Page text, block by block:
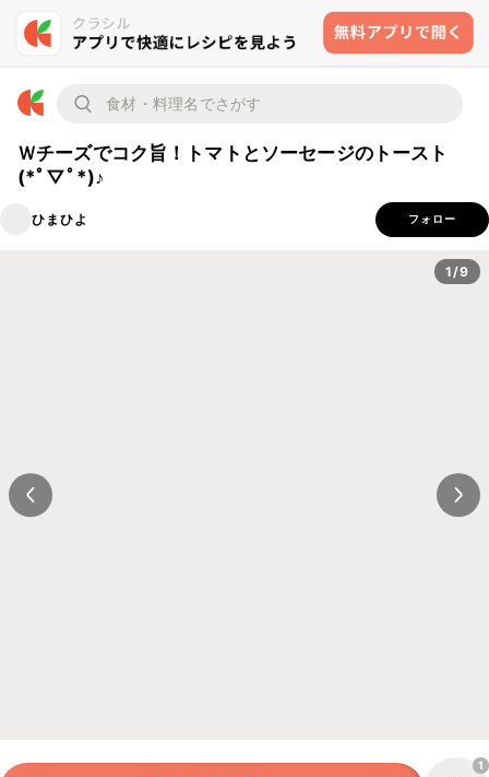
Ｗチーズでコク旨！トマトとソーセージのトースト
(*ﾟ▽ﾟ*)♪
ひまひよ フォロー
1/9
1